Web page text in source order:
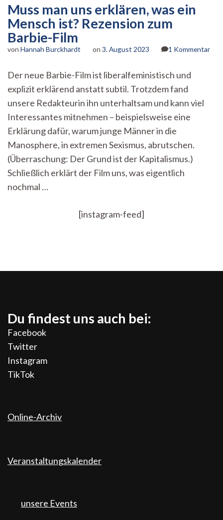
Muss man uns erklären, was ein
Mensch ist? Rezension zum
Barbie-Film
von Hannah Burckhardt on 3. August 2023 1 Kommentarzu
Der neue Barbie-Film ist liberalfeministisch und
explizit erklärend anstatt subtil. Trotzdem fand
unsere Redakteurin ihn unterhaltsam und kann viel
Interessantes mitnehmen – beispielsweise eine
Erklärung dafür, warum junge Männer in die
Manosphere, in extremen Sexismus, abrutschen.
(Überraschung: Der Grund ist der Kapitalismus.)
Schließlich erklärt der Film uns, was eigentlich
nochmal …
[instagram-feed]
Du findest uns auch bei:
Facebook
Twitter
Instagram
TikTok
Online-Archiv
Veranstaltungskalender
unsere Events